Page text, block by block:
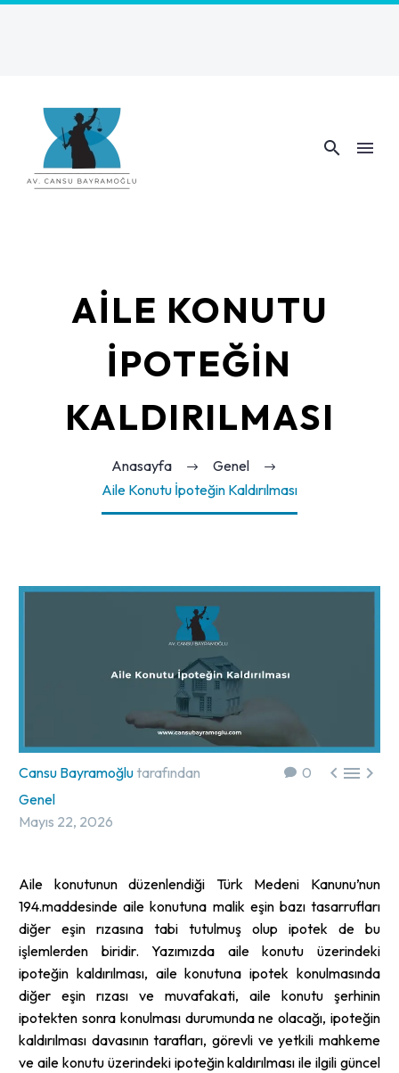
AILE KONUTU
İPOTEĞIN
KALDIRILMASI
Anasayfa
Genel
Aile Konutu İpoteğin Kaldırılması
0 
Cansu Bayramoğlu tarafından
Genel
Mayıs 22, 2026
Aile konutunun düzenlendiği Türk Medeni Kanunu’nun
194.maddesinde aile konutuna malik eşin bazı tasarrufları
diğer eşin rızasına tabi tutulmuş olup ipotek de bu
işlemlerden biridir. Yazımızda aile konutu üzerindeki
ipoteğin kaldırılması, aile konutuna ipotek konulmasında
diğer eşin rızası ve muvafakati, aile konutu şerhinin
ipotekten sonra konulması durumunda ne olacağı, ipoteğin
kaldırılması davasının tarafları, görevli ve yetkili mahkeme
ve aile konutu üzerindeki ipoteğin kaldırılması ile ilgili güncel